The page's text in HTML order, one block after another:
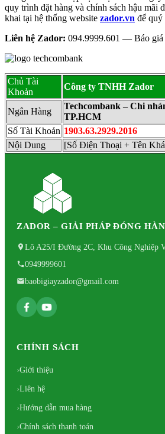
quy trình đặt hàng và chính sách hậu mãi
khai tại hệ thống website zador.vn để quý
Liên hệ Zador: 094.9999.601 — Báo giá
Chủ Tài
Khoản
Công ty TNHH Zador
Ngân Hàng
Techcombank – Chi
TP.HCM
Số Tài Khoản 1903.63.2929.2016
Nội Dung
[Số Điện Thoại + Tên
ZADOR – GIẢI PHÁP ĐÓNG
Lô A25/I Đường 2C, Khu Công Nghiệp
0949999601
baobigiayzador@gmail.com
CHÍNH SÁCH
Giới thiệu
Liên hệ
Hướng dẫn mua hàng
Chính sách thanh toán